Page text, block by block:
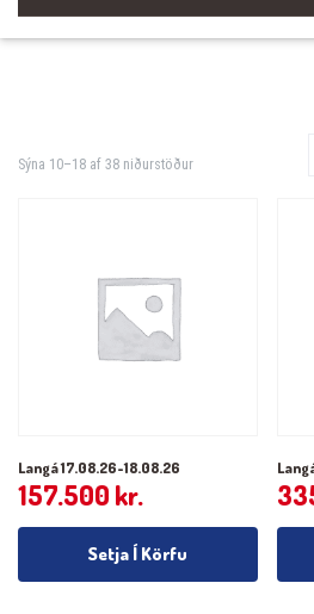
Sýna 10–18 af 38 niðurstöður
Langá 17.08.26-18.08.26
157.500 kr.
Setja Í Körfu